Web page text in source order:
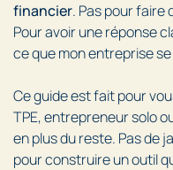
financier. Pas pour faire
Pour avoir une réponse
ce que mon entreprise
Ce guide est fait pour
TPE, entrepreneur solo
en plus du reste. Pas de
pour construire un outil